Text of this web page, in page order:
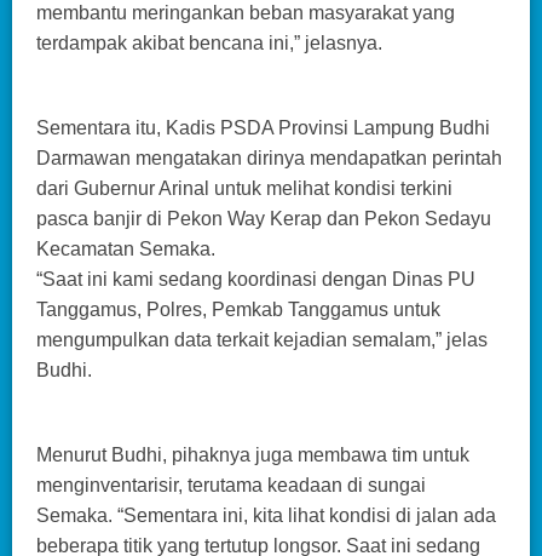
membantu meringankan beban masyarakat yang
terdampak akibat bencana ini,” jelasnya.
Sementara itu, Kadis PSDA Provinsi Lampung Budhi
Darmawan mengatakan dirinya mendapatkan perintah
dari Gubernur Arinal untuk melihat kondisi terkini
pasca banjir di Pekon Way Kerap dan Pekon Sedayu
Kecamatan Semaka.
“Saat ini kami sedang koordinasi dengan Dinas PU
Tanggamus, Polres, Pemkab Tanggamus untuk
mengumpulkan data terkait kejadian semalam,” jelas
Budhi.
Menurut Budhi, pihaknya juga membawa tim untuk
menginventarisir, terutama keadaan di sungai
Semaka. “Sementara ini, kita lihat kondisi di jalan ada
beberapa titik yang tertutup longsor. Saat ini sedang